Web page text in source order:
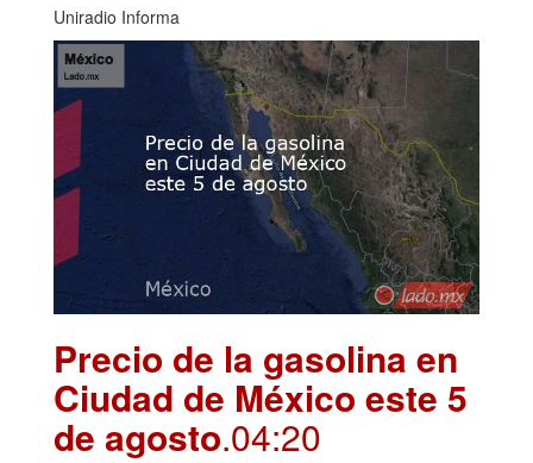
Uniradio Informa
Precio de la gasolina en
Ciudad de México este 5
de agosto.04:20